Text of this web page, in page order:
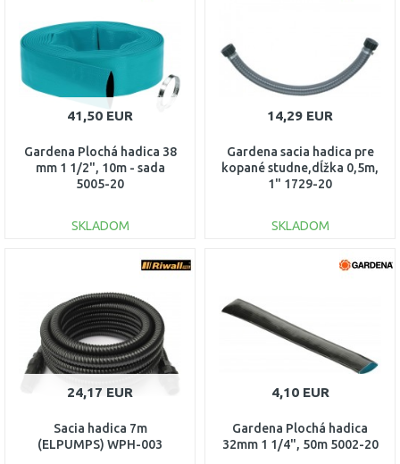
Porovnať
41,50 EUR
Gardena Plochá hadica 38
mm 1 1/2", 10m - sada
5005-20
SKLADOM
DO KOŠÍKA
Porovnať
14,29 EUR
Gardena sacia hadica pre
kopané studne,dĺžka 0,5m,
1" 1729-20
SKLADOM
DO KOŠÍKA
24,17 EUR
Sacia hadica 7m
(ELPUMPS) WPH-003
4,10 EUR
Gardena Plochá hadica
32mm 1 1/4", 50m 5002-20